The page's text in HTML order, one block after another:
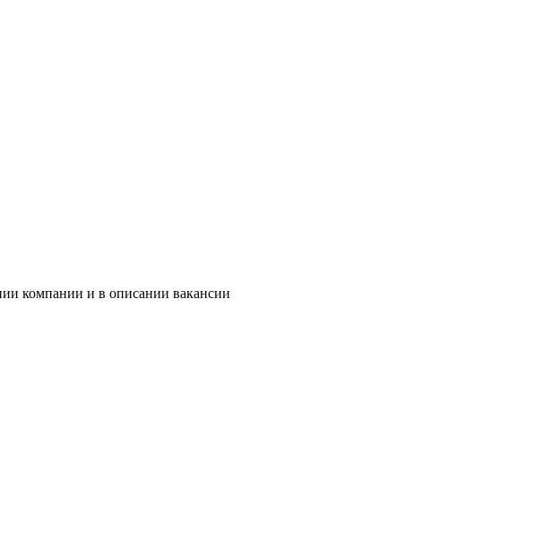
компании и в описании вакансии